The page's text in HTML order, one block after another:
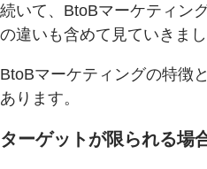
続いて、BtoBマーケティン
の違いも含めて見ていきまし
BtoBマーケティングの特徴
あります。
ターゲットが限られる場